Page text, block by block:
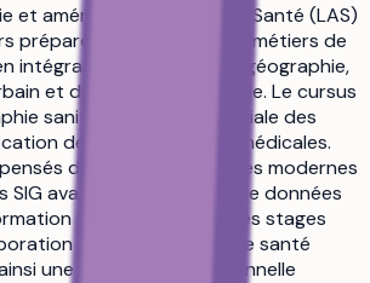
et aménagement – Accès Santé (LAS)
prépare les étudiants aux métiers de
intégrant des notions de géographie,
et de gestion territoriale. Le cursus
sanitaire, l’analyse spatiale des
des infrastructures médicales.
dans des laboratoires modernes
SIG avancés et de bases de données
inclut également des stages
avec les services de santé
une insertion professionnelle